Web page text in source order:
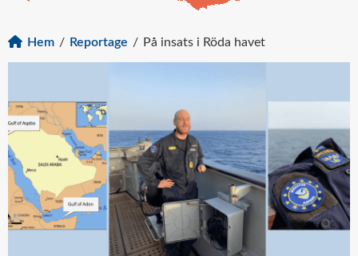
Hem / Reportage / På insats i Röda havet